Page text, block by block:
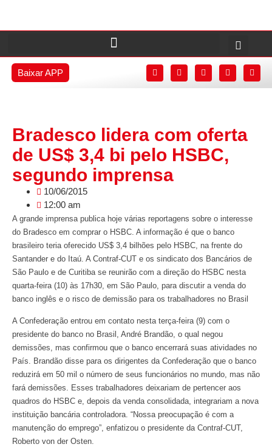
Baixar APP
Bradesco lidera com oferta
de US$ 3,4 bi pelo HSBC,
segundo imprensa
10/06/2015
12:00 am
A grande imprensa publica hoje várias reportagens sobre o interesse
do Bradesco em comprar o HSBC. A informação é que o banco
brasileiro teria oferecido US$ 3,4 bilhões pelo HSBC, na frente do
Santander e do Itaú. A Contraf-CUT e os sindicato dos Bancários de
São Paulo e de Curitiba se reunirão com a direção do HSBC nesta
quarta-feira (10) às 17h30, em São Paulo, para discutir a venda do
banco inglês e o risco de demissão para os trabalhadores no Brasil
A Confederação entrou em contato nesta terça-feira (9) com o
presidente do banco no Brasil, André Brandão, o qual negou
demissões, mas confirmou que o banco encerrará suas atividades no
País. Brandão disse para os dirigentes da Confederação que o banco
reduzirá em 50 mil o número de seus funcionários no mundo, mas não
fará demissões. Esses trabalhadores deixariam de pertencer aos
quadros do HSBC e, depois da venda consolidada, integrariam a nova
instituição bancária controladora. “Nossa preocupação é com a
manutenção do emprego”, enfatizou o presidente da Contraf-CUT,
Roberto von der Osten.